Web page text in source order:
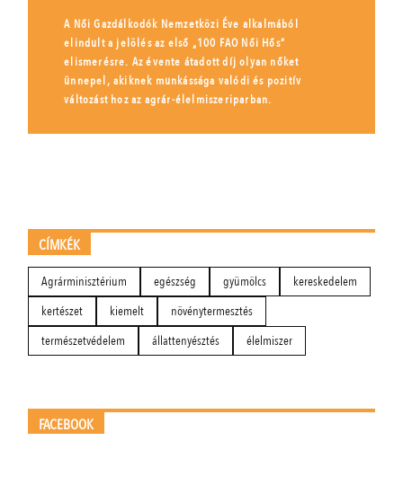
A Női Gazdálkodók Nemzetközi Éve alkalmából
elindult a jelölés az első „100 FAO Női Hős”
elismerésre. Az évente átadott díj olyan nőket
ünnepel, akiknek munkássága valódi és pozitív
változást hoz az agrár-élelmiszeriparban.
CÍMKÉK
Agrárminisztérium egészség gyümölcs
kereskedelem
kertészet
kiemelt
növénytermesztés
természetvédelem
állattenyésztés élelmiszer
FACEBOOK